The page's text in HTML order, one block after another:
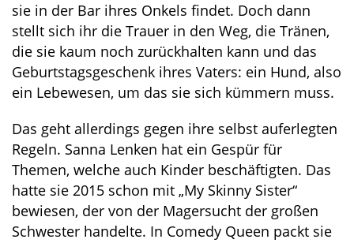
sie in der Bar ihres Onkels findet. Doch dann
stellt sich ihr die Trauer in den Weg, die Tränen,
die sie kaum noch zurückhalten kann und das
Geburtstagsgeschenk ihres Vaters: ein Hund, also
ein Lebewesen, um das sie sich kümmern muss.
Das geht allerdings gegen ihre selbst auferlegten
Regeln. Sanna Lenken hat ein Gespür für
Themen, welche auch Kinder beschäftigten. Das
hatte sie 2015 schon mit „My Skinny Sister“
bewiesen, der von der Magersucht der großen
Schwester handelte. In Comedy Queen packt sie